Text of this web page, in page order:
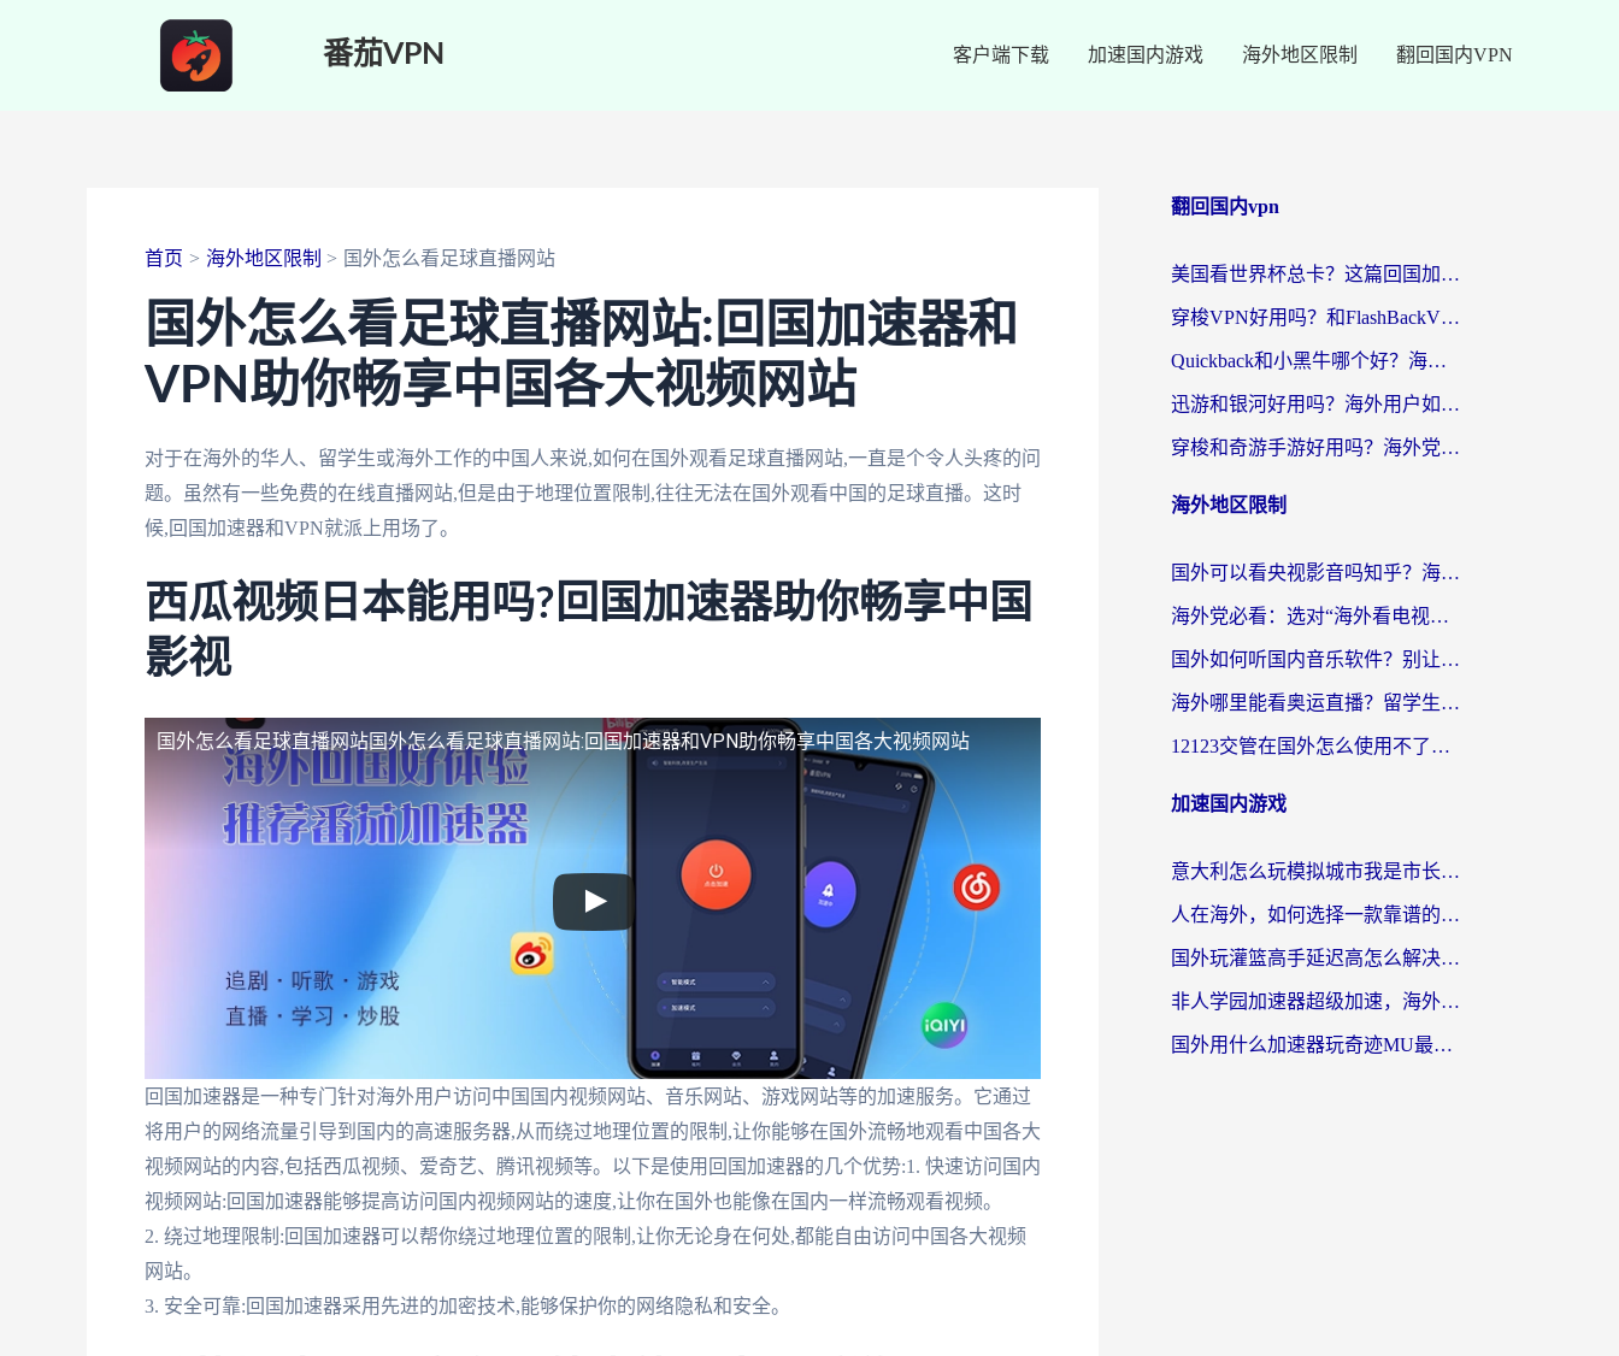
番茄VPN 客户端下载 加速国内游戏 海外地区限制 翻回国内VPN
首页 海外地区限制 国外怎么看足球直播网站
国外怎么看足球直播网站:回国加速器和
VPN助你畅享中国各大视频网站
对于在海外的华人、留学生或海外工作的中国人来说,如何在国外观看足球直播网站,一直是个令人头疼的问
题。虽然有一些免费的在线直播网站,但是由于地理位置限制,往往无法在国外观看中国的足球直播。这时
候,回国加速器和VPN就派上用场了。
西瓜视频日本能用吗?回国加速器助你畅享中国
影视
国外怎么看足球直播网站国外怎么看足球直播网站:回国加速器和VPN助你畅享中国各大视频网站
回国加速器是一种专门针对海外用户访问中国国内视频网站、音乐网站、游戏网站等的加速服务。它通过
将用户的网络流量引导到国内的高速服务器,从而绕过地理位置的限制,让你能够在国外流畅地观看中国各大
视频网站的内容,包括西瓜视频、爱奇艺、腾讯视频等。以下是使用回国加速器的几个优势:1. 快速访问国内
视频网站:回国加速器能够提高访问国内视频网站的速度,让你在国外也能像在国内一样流畅观看视频。
2. 绕过地理限制:回国加速器可以帮你绕过地理位置的限制,让你无论身在何处,都能自由访问中国各大视频
网站。
3. 安全可靠:回国加速器采用先进的加密技术,能够保护你的网络隐私和安全。
翻回国内vpn
美国看世界杯总卡？这篇回国加速器指南帮你无缝刷国内资源（附苹果手机VPN设置步骤）
穿梭VPN好用吗？和FlashBackVPN对比哪个回国效果更好？
Quickback和小黑牛哪个好？海外党亲测指南，选对回国加速器秒回国内
迅游和银河好用吗？海外用户如何选择回国加速器实现无缝访问国内资源
穿梭和奇游手游好用吗？海外党亲测3款回国加速器，附蜜蜂加速器七天试用攻略
海外地区限制
国外可以看央视影音吗知乎？海外党亲测有效的回国加速方案
海外党必看：选对“海外看电视剧软件”，再也不用愁国内剧刷不了
国外如何听国内音乐软件？别让地域限制，断了你的中文歌单
海外哪里能看奥运直播？留学生&海外华人必看的体育赛事观赛终极指南
12123交管在国外怎么使用不了？海外华人必看的无缝访问国内资源指南
加速国内游戏
意大利怎么玩模拟城市我是市长？海外党国服游戏加速终极攻略（附三国3量子特攻解决办法）
人在海外，如何选择一款靠谱的玩剑灵2加速器？
国外玩灌篮高手延迟高怎么解决？海外玩家国服游戏加速终极指南
非人学园加速器超级加速，海外玩家重返国服的通行证
国外用什么加速器玩奇迹MU最好？2026海外玩家国服游戏加速全攻略